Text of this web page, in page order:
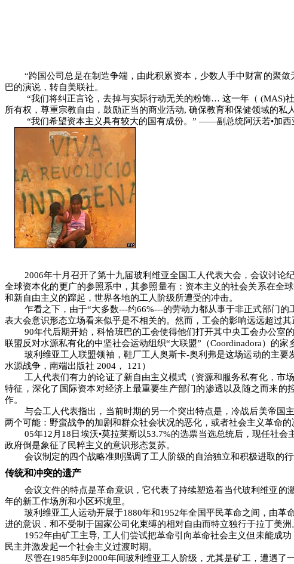
“跨国公司总是在制造争端，由此积累资本，少数人手中财富的聚敛
巴的演说，转自美联社。
“我们将纠正言论，去掉与实际行动无关的粉饰… 这一年（ (MAS)
所有权，尊重宗教自由，鼓励正当的商业活动, 确保教育和保健领域的私
“我们希望资本主义具有较大的国有成份。” ――副总统阿沃若•加西
2006年十月召开了第十九届玻利维亚全国工人代表大会，会议讨论
全球资本化的更广的参照系中，其参照量有：资本主义的社会关系在全
和新自由主义的蹿起，世界各地的工人阶级所遭受的冲击。
乍看之下，由于“大多数---约66%---的劳动力都从事于非正式部门的
表大会意识形态立场看来似乎是不相关的。然而，工会的影响远远超过其
90年代后期开始，科恰班巴的工会使得他们打开其中央工会办公室
联盟反对水源私有化的中坚社会运动组织“大联盟”（Coordinadora）的家
玻利维亚工人联盟领袖，鞋厂工人奥斯卡-奥利弗是这场运动的主要
水源战争，南端出版社 2004 ， 121 ）
工人代表们有力的论证了新自由主义模式（资源和服务私有化，市
特征，深化了国际资本对经济上最重要生产部门的渗透以及随之而来的
作。
与会工人代表指出，当前时期的另一个突出特点是，冷战后美帝国
两个可能：野蛮战争的加剧和群众社会状况的恶化，或者社会主义革命的
05年12 月 18 日埃沃•莫拉莱斯以53.7%的选票当选总统后，现任社会
政府倒是象征了民粹主义的意识形态复苏。
会议制定的四个战略准则强调了工人阶级的自治独立和积极进取的
传统和冲突的遗产
会议文件的特点是革命意识，它代表了持续塑造着当代玻利维亚的
年的新工作场所和小区环境里。
玻利维亚工人运动开展于1880年和1952年全国平民革命之间，由革
进的意识，和不受制于国家公司化束缚的相对自由而特立独行于拉丁美洲
1952年由矿工主导, 工人们尝试把革命引向革命社会主义但未能成功
民主并激发起一个社会主义过渡时期。
尽管在1985年到 2000年间玻利维亚工人阶级，尤其是矿工，遭遇了